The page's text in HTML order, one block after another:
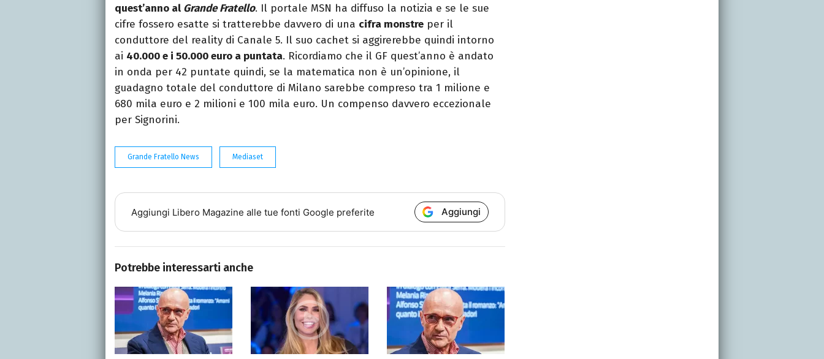
quest’anno al Grande Fratello. Il portale MSN ha diffuso la notizia e se le sue
cifre fossero esatte si tratterebbe davvero di una cifra monstre per il
conduttore del reality di Canale 5. Il suo cachet si aggirerebbe quindi intorno
ai 40.000 e i 50.000 euro a puntata. Ricordiamo che il GF quest’anno è andato
in onda per 42 puntate quindi, se la matematica non è un’opinione, il
guadagno totale del conduttore di Milano sarebbe compreso tra 1 milione e
680 mila euro e 2 milioni e 100 mila euro. Un compenso davvero eccezionale
per Signorini.
Grande Fratello News Mediaset
Aggiungi Libero Magazine alle tue fonti Google preferite Aggiungi
Potrebbe interessarti anche